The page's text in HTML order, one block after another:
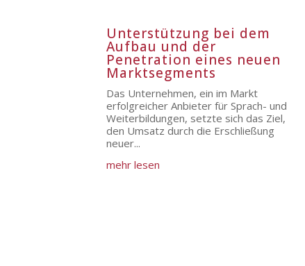
Unterstützung bei dem
Aufbau und der
Penetration eines neuen
Marktsegments
Das Unternehmen, ein im Markt
erfolgreicher Anbieter für Sprach- und
Weiterbildungen, setzte sich das Ziel,
den Umsatz durch die Erschließung
neuer...
mehr lesen